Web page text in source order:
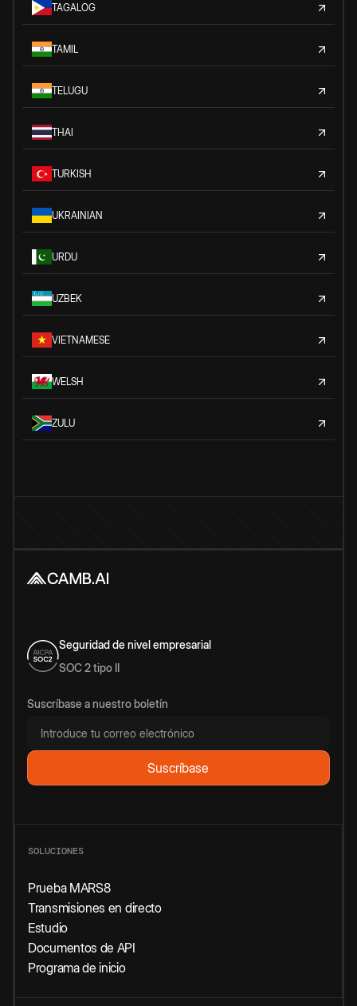
TAGALOG
TAMIL
TELUGU
THAI
TURKISH
UKRAINIAN
URDU
UZBEK
VIETNAMESE
WELSH
ZULU
Seguridad de nivel empresarial
SOC 2 tipo II
Suscríbase a nuestro boletín
SOLUCIONES
Prueba MARS8
Transmisiones en directo
Estudio
Documentos de API
Programa de inicio